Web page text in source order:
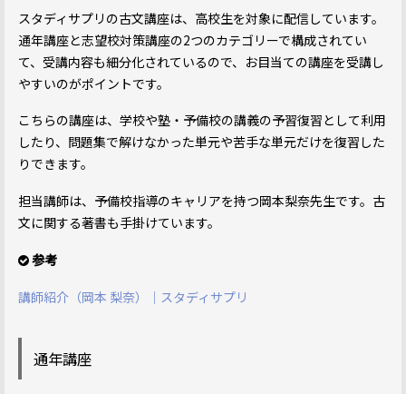
スタディサプリの古文講座は、高校生を対象に配信しています。
通年講座と志望校対策講座の2つのカテゴリーで構成されてい
て、受講内容も細分化されているので、お目当ての講座を受講し
やすいのがポイントです。
こちらの講座は、学校や塾・予備校の講義の予習復習として利用
したり、問題集で解けなかった単元や苦手な単元だけを復習した
りできます。
担当講師は、予備校指導のキャリアを持つ岡本梨奈先生です。古
文に関する著書も手掛けています。
参考
講師紹介（岡本 梨奈）｜スタディサプリ
通年講座